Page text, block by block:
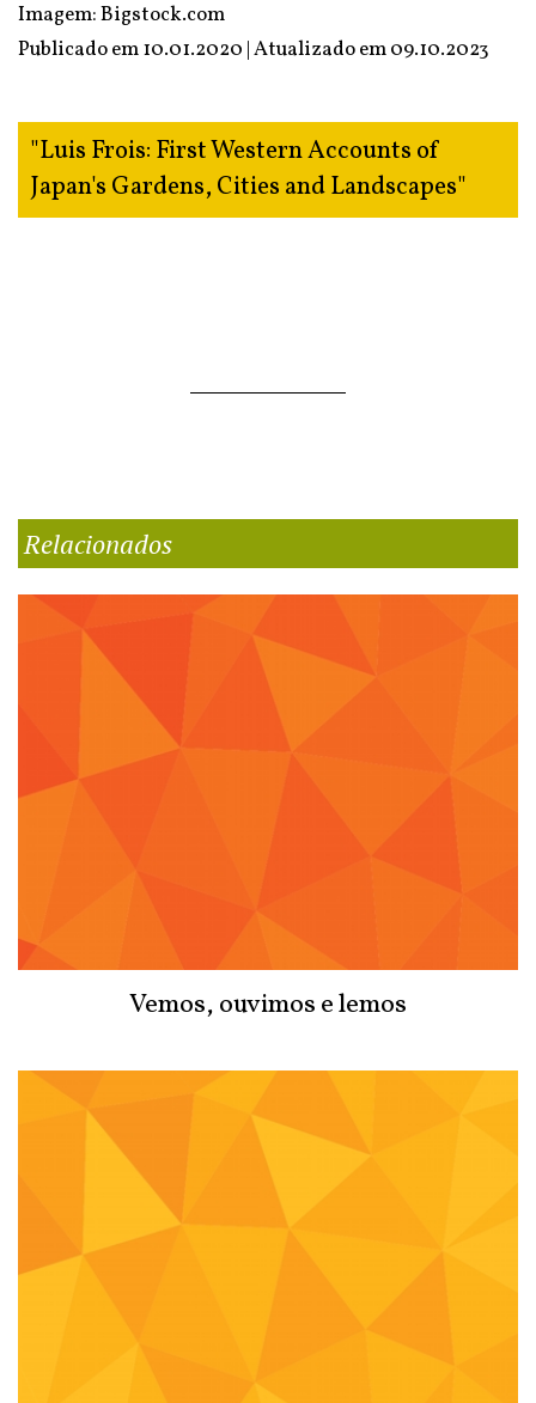
Imagem: Bigstock.com
Publicado em 10.01.2020 | Atualizado em09.10.2023
"Luis Frois: First Western Accounts of
Japan's Gardens, Cities and Landscapes"
Relacionados
Vemos, ouvimos e lemos